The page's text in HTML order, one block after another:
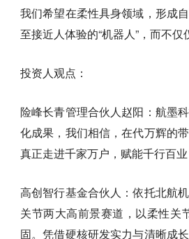
我们希望在柔性具身领域，形成
至接近人体验的“机器人”，而不仅
投资人观点：
险峰长青管理合伙人赵阳： 航墨
化成果，我们相信，在代万辉的
真正走进千家万户，赋能千行百
高创智行基金合伙人：依托北航
关节两大高前景赛道，以柔性关
固。凭借硬核研发实力与清晰成